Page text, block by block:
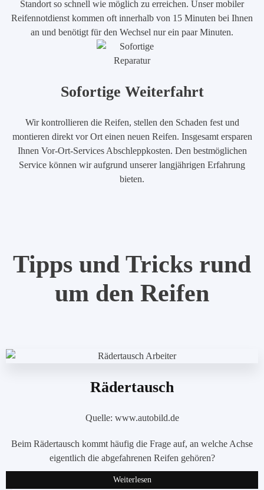
Standort so schnell wie möglich zu erreichen. Unser mobiler
Reifennotdienst kommen oft innerhalb von 15 Minuten bei Ihnen
an und benötigt für den Wechsel nur ein paar Minuten.
Sofortige Weiterfahrt
Wir kontrollieren die Reifen, stellen den Schaden fest und
montieren direkt vor Ort einen neuen Reifen. Insgesamt ersparen
Ihnen Vor-Ort-Services Abschleppkosten. Den bestmöglichen
Service können wir aufgrund unserer langjährigen Erfahrung
bieten.
Tipps und Tricks rund
um den Reifen
Rädertausch
Quelle: www.autobild.de
Beim Rädertausch kommt häufig die Frage auf, an welche Achse
eigentlich die abgefahrenen Reifen gehören?
Weiterlesen